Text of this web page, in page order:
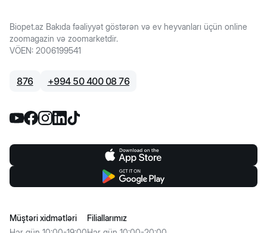
Biopet.az Bakıda fəaliyyət göstərən və ev heyvanları üçün online
zoomagazin və zoomarketdir.
VÖEN: 2006199541
876 +994 50 400 08 76
Müştəri xidmətləri
Filiallarımız